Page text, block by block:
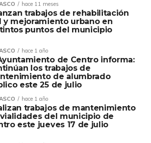
hace 11 meses
trabajos de rehabilitación
y mejoramiento urbano en
puntos del municipio
hace 1 año
de Centro informa:
los trabajos de
de alumbrado
este 25 de julio
hace 1 año
trabajos de mantenimiento
del municipio de
este jueves 17 de julio